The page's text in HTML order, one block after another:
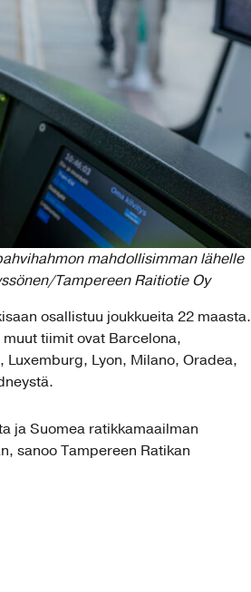
mahdollisimman lähelle
Tampereen Raitiotie Oy
osallistuu joukkueita 22 maasta.
tiimit ovat Barcelona,
Lyon, Milano, Oradea,
ja Suomea ratikkamaailman
sanoo Tampereen Ratikan